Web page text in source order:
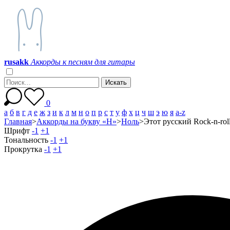
rusakk Аккорды к песням для гитары
0
а б в г д е ж з и к л м н о п р с т у ф х ц ч ш э ю я a-z
Главная>Аккорды на букву «Н»>Ноль>Этот русский Rock-n-
Шрифт -1 +1
Тональность -1 +1
Прокрутка -1 +1